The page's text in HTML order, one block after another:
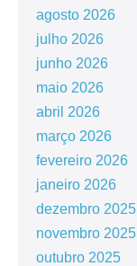
agosto 2026
julho 2026
junho 2026
maio 2026
abril 2026
março 2026
fevereiro 2026
janeiro 2026
dezembro 2025
novembro 2025
outubro 2025